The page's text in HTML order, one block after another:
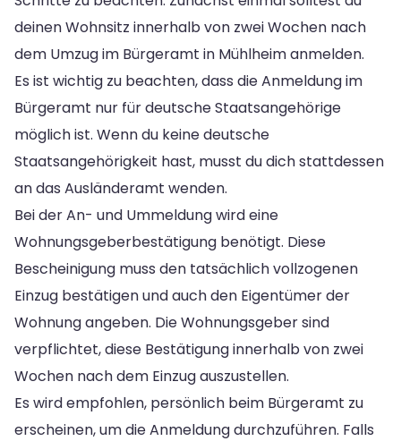
deinen Wohnsitz innerhalb von zwei Wochen nach
dem Umzug im Bürgeramt in Mühlheim anmelden.
Es ist wichtig zu beachten, dass die Anmeldung im
Bürgeramt nur für deutsche Staatsangehörige
möglich ist. Wenn du keine deutsche
Staatsangehörigkeit hast, musst du dich stattdessen
an das Ausländeramt wenden.
Bei der An- und Ummeldung wird eine
Wohnungsgeberbestätigung benötigt. Diese
Bescheinigung muss den tatsächlich vollzogenen
Einzug bestätigen und auch den Eigentümer der
Wohnung angeben. Die Wohnungsgeber sind
verpflichtet, diese Bestätigung innerhalb von zwei
Wochen nach dem Einzug auszustellen.
Es wird empfohlen, persönlich beim Bürgeramt zu
erscheinen, um die Anmeldung durchzuführen. Falls